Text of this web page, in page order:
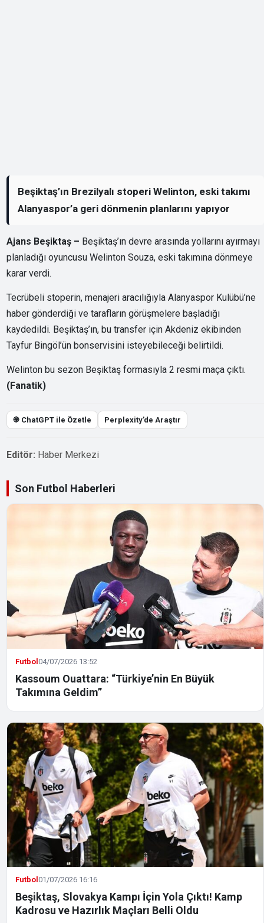
Beşiktaş’ın Brezilyalı stoperi Welinton, eski takımı
Alanyaspor’a geri dönmenin planlarını yapıyor
Ajans Beşiktaş – Beşiktaş’ın devre arasında yollarını ayırmayı
planladığı oyuncusu Welinton Souza, eski takımına dönmeye
karar verdi.
Tecrübeli stoperin, menajeri aracılığıyla Alanyaspor Kulübü’ne
haber gönderdiği ve tarafların görüşmelere başladığı
kaydedildi. Beşiktaş’ın, bu transfer için Akdeniz ekibinden
Tayfur Bingöl’ün bonservisini isteyebileceği belirtildi.
Welinton bu sezon Beşiktaş formasıyla 2 resmi maça çıktı.
(Fanatik)
֎ ChatGPT ile Özetle Perplexity’de Araştır
Editör: Haber Merkezi
Son Futbol Haberleri
Futbol04/07/2026 13:52
Kassoum Ouattara: “Türkiye’nin En Büyük
Takımına Geldim”
Futbol01/07/2026 16:16
Beşiktaş, Slovakya Kampı İçin Yola Çıktı! Kamp
Kadrosu ve Hazırlık Maçları Belli Oldu